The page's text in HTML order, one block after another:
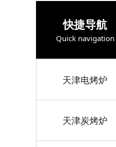
快捷导航
Quick navigation
天津电烤炉
天津炭烤炉